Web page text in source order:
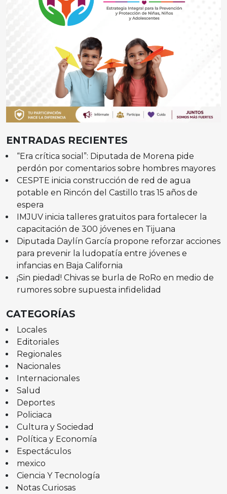
ENTRADAS RECIENTES
“Era crítica social”: Diputada de Morena pide
perdón por comentarios sobre hombres mayores
CESPTE inicia construcción de red de agua
potable en Rincón del Castillo tras 15 años de
espera
IMJUV inicia talleres gratuitos para fortalecer la
capacitación de 300 jóvenes en Tijuana
Diputada Daylín García propone reforzar acciones
para prevenir la ludopatía entre jóvenes e
infancias en Baja California
¡Sin piedad! Chivas se burla de RoRo en medio de
rumores sobre supuesta infidelidad
CATEGORÍAS
Locales
Editoriales
Regionales
Nacionales
Internacionales
Salud
Deportes
Policiaca
Cultura y Sociedad
Política y Economía
Espectáculos
mexico
Ciencia Y Tecnología
Notas Curiosas